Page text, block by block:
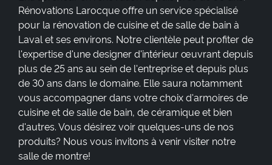
Rénovations Larocque offre un service spécialisé
pour la rénovation de cuisine et de salle de bain à
Laval et ses environs. Notre clientèle peut profiter de
l'expertise d'une designer d'intérieur œuvrant depuis
plus de 25 ans au sein de l'entreprise et depuis plus
de 30 ans dans le domaine. Elle saura notamment
vous accompagner dans votre choix d'armoires de
cuisine et de salle de bain, de céramique et bien
d'autres. Vous désirez voir quelques-uns de nos
produits? Nous vous invitons à venir visiter notre
salle de montre!